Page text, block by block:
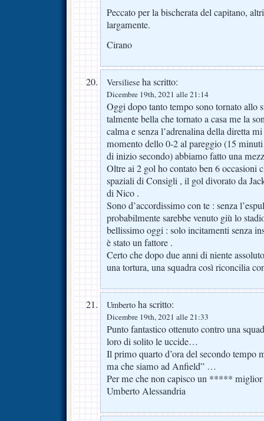
Peccato per la bischerata del capitano,
largamente.
Cirano
Versiliese ha scritto:
Dicembre 19th, 2021 alle 21:14
Oggi dopo tanto tempo sono tornato allo
talmente bella che tornato a casa me la
calma e senza l’adrenalina della diretta
momento dello 0-2 al pareggio (15
di inizio secondo) abbiamo fatto una
Oltre ai 2 gol ho contato ben 6 occasioni
spaziali di Consigli , il gol divorato da
di Nico .
Sono d’accordissimo con te : senza
probabilmente sarebbe venuto giù lo
bellissimo oggi : solo incitamenti senza
è stato un fattore .
Certo che dopo due anni di niente
una tortura, una squadra così riconcilia
Umberto ha scritto:
Dicembre 19th, 2021 alle 21:33
Punto fantastico ottenuto contro una
loro di solito le uccide…
Il primo quarto d’ora del secondo tempo
ma che siamo ad Anfield” …
Per me che non capisco un *****
Umberto Alessandria